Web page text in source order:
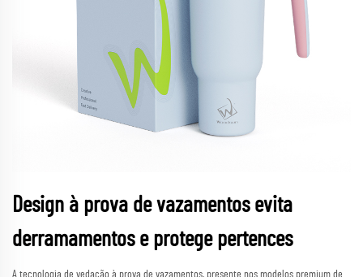
Design à prova de vazamentos evita
derramamentos e protege pertences
A tecnologia de vedação à prova de vazamentos, presente nos modelos premium de